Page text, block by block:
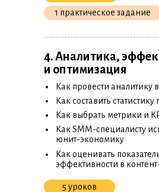
1 практическое задание
5 уроков
4. Аналитика,
и оптимизация
Как провести аналитику
•
Как составить статистику
•
Как выбрать метрики и
•
Как SMM-специалисту
юнит-экономику
•
Как оценивать
эффективности в
•